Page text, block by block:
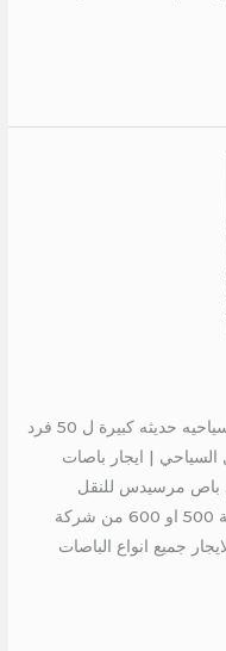
اسعار تاجير الباصات للفيوم ايجار باصات سياحيه حديثه كبيرة ل 50 فرد
| ايجار باصات
, باص مرسيدس للنقل
السياحي اجر باص مرسيدس 50 راكب فئة 500 او 600 من شركة
جميع انواع الباصات